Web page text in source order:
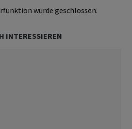
wurde geschlossen.
INTERESSIEREN